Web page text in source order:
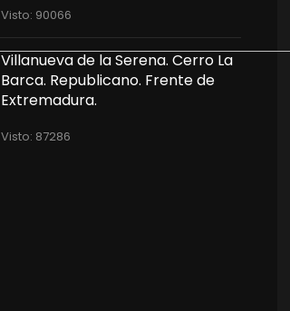
Visto: 90066
Villanueva de la Serena. Cerro La
Barca. Republicano. Frente de
Extremadura.
Visto: 87286